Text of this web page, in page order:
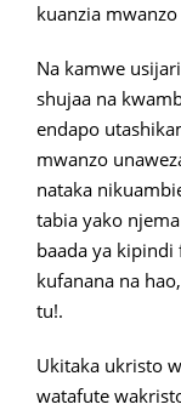
kuanzia
Na kamwe
shujaa na
endapo
mwanzo
nataka
tabia yako
baada ya
kufanana na
tu!.
Ukitaka ukristo
watafute